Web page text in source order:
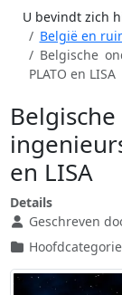
U bevindt zich
België en
Belgische
PLATO en LISA
en LISA
Details
Geschreven